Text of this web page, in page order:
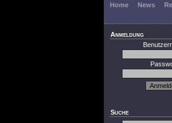
Home News
Anmeldung
Suche